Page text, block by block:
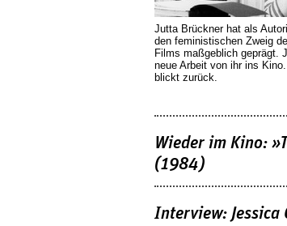
Jutta Brückner hat als
den feministischen Zweig
Films maßgeblich geprägt.
neue Arbeit von ihr ins
blickt zurück.
Wieder im Kino:
(1984)
Interview: Jessica